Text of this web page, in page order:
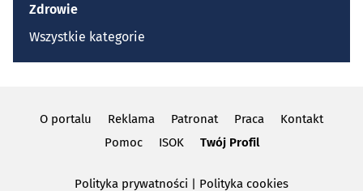
Zdrowie
Wszystkie kategorie
O portalu Reklama Patronat Praca
Kontakt
Pomoc
ISOK Twój Profil
Polityka prywatności | Polityka cookies